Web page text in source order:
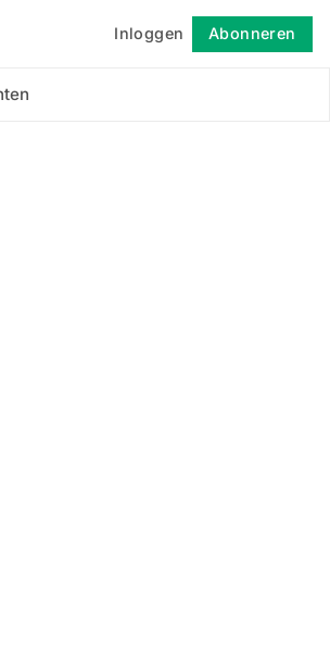
Inloggen Abonneren